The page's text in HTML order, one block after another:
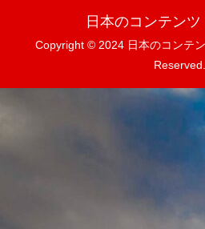
日本のコンテン
Copyright © 2024 日本のコンテ
Reserved.